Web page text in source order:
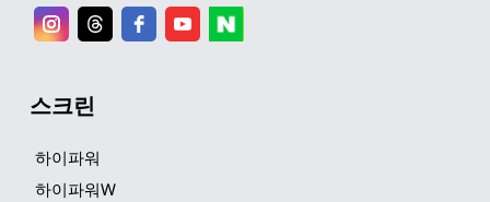
스크린
하이파워
하이파워W